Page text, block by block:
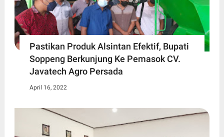
Pastikan Produk Alsintan Efektif, Bupati
Soppeng Berkunjung Ke Pemasok CV.
Javatech Agro Persada
April 16, 2022